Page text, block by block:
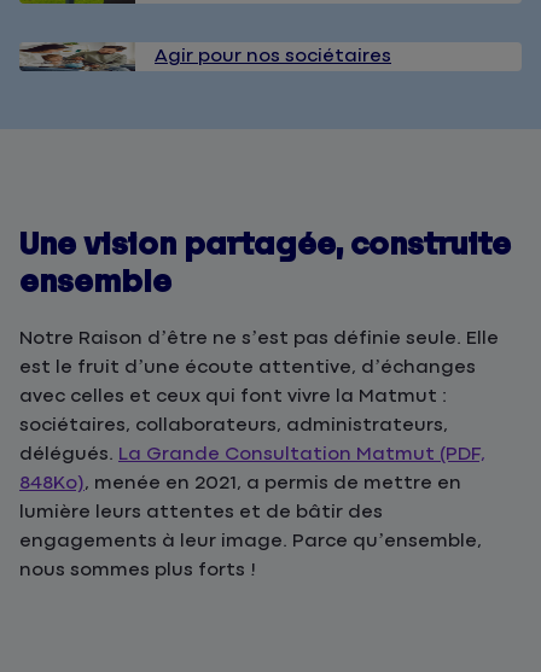
Agir pour nos sociétaires
Une vision partagée, construite
ensemble
Notre Raison d’être ne s’est pas définie seule. Elle
est le fruit d’une écoute attentive, d’échanges
avec celles et ceux qui font vivre la Matmut :
sociétaires, collaborateurs, administrateurs,
délégués. La Grande Consultation Matmut (PDF,
848Ko), menée en 2021, a permis de mettre en
lumière leurs attentes et de bâtir des
engagements à leur image. Parce qu’ensemble,
nous sommes plus forts !